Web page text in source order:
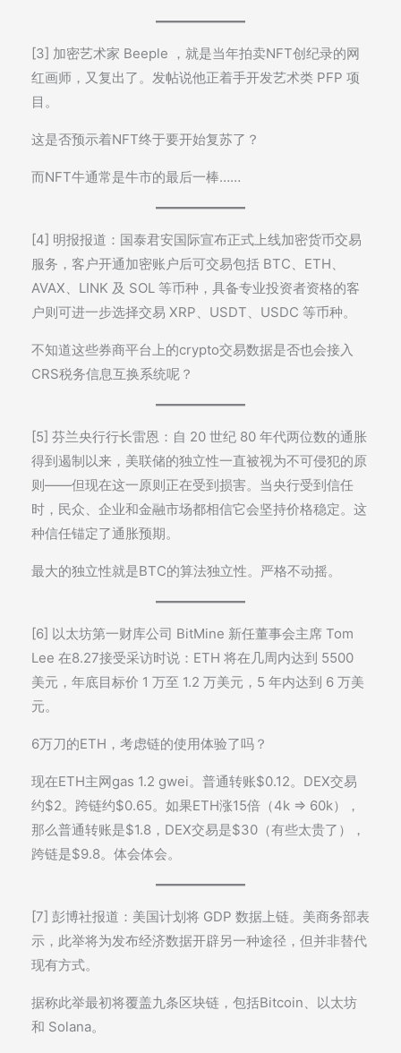
[3] 加密艺术家 Beeple ，就是当年拍卖NFT创纪录的网
红画师，又复出了。发帖说他正着手开发艺术类 PFP 项
目。
这是否预示着NFT终于要开始复苏了？
而NFT牛通常是牛市的最后一棒……
[4] 明报报道：国泰君安国际宣布正式上线加密货币交易
服务，客户开通加密账户后可交易包括 BTC、ETH、
AVAX、LINK 及 SOL 等币种，具备专业投资者资格的客
户则可进一步选择交易 XRP、USDT、USDC 等币种。
不知道这些券商平台上的crypto交易数据是否也会接入
CRS税务信息互换系统呢？
[5] 芬兰央行行长雷恩：自 20 世纪 80 年代两位数的通胀
得到遏制以来，美联储的独立性一直被视为不可侵犯的原
则——但现在这一原则正在受到损害。当央行受到信任
时，民众、企业和金融市场都相信它会坚持价格稳定。这
种信任锚定了通胀预期。
最大的独立性就是BTC的算法独立性。严格不动摇。
[6] 以太坊第一财库公司 BitMine 新任董事会主席 Tom
Lee 在8.27接受采访时说：ETH 将在几周内达到 5500
美元，年底目标价 1 万至 1.2 万美元，5 年内达到 6 万美
元。
6万刀的ETH，考虑链的使用体验了吗？
现在ETH主网gas 1.2 gwei。普通转账$0.12。DEX交易
约$2。跨链约$0.65。如果ETH涨15倍（4k => 60k），
那么普通转账是$1.8，DEX交易是$30（有些太贵了），
跨链是$9.8。体会体会。
[7] 彭博社报道：美国计划将 GDP 数据上链。美商务部表
示，此举将为发布经济数据开辟另一种途径，但并非替代
现有方式。
据称此举最初将覆盖九条区块链，包括Bitcoin、以太坊
和 Solana。